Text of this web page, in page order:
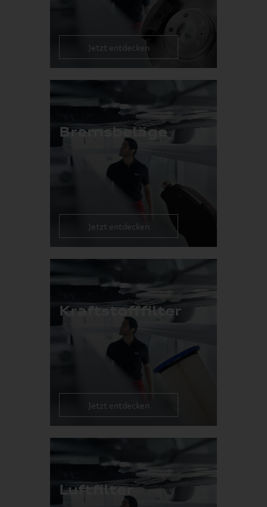
Jetzt entdecken
Bremsbeläge
Jetzt entdecken
Kraftstofffilter
Jetzt entdecken
Luftfilter